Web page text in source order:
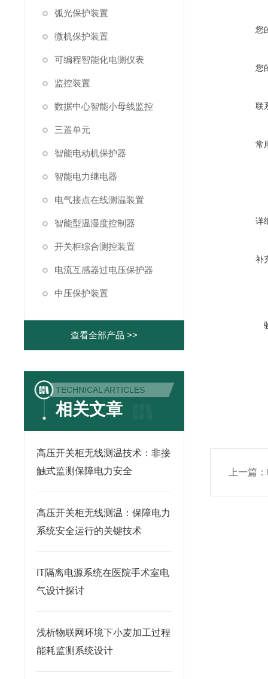
您
您
联
常
详
补
上一篇：
弧光保护装置
微机保护装置
可编程智能化电测仪表
监控装置
数据中心智能小母线监控
三遥单元
智能电动机保护器
智能电力继电器
电气接点在线测温装置
智能型温湿度控制器
开关柜综合测控装置
电流互感器过电压保护器
中压保护装置
查看全部产品 >>
TECHNICAL ARTICLES
相关文章
高压开关柜无线测温技术：非接
触式监测保障电力安全
高压开关柜无线测温：保障电力
系统安全运行的关键技术
IT隔离电源系统在医院手术室电
气设计探讨
浅析物联网环境下小麦加工过程
能耗监测系统设计